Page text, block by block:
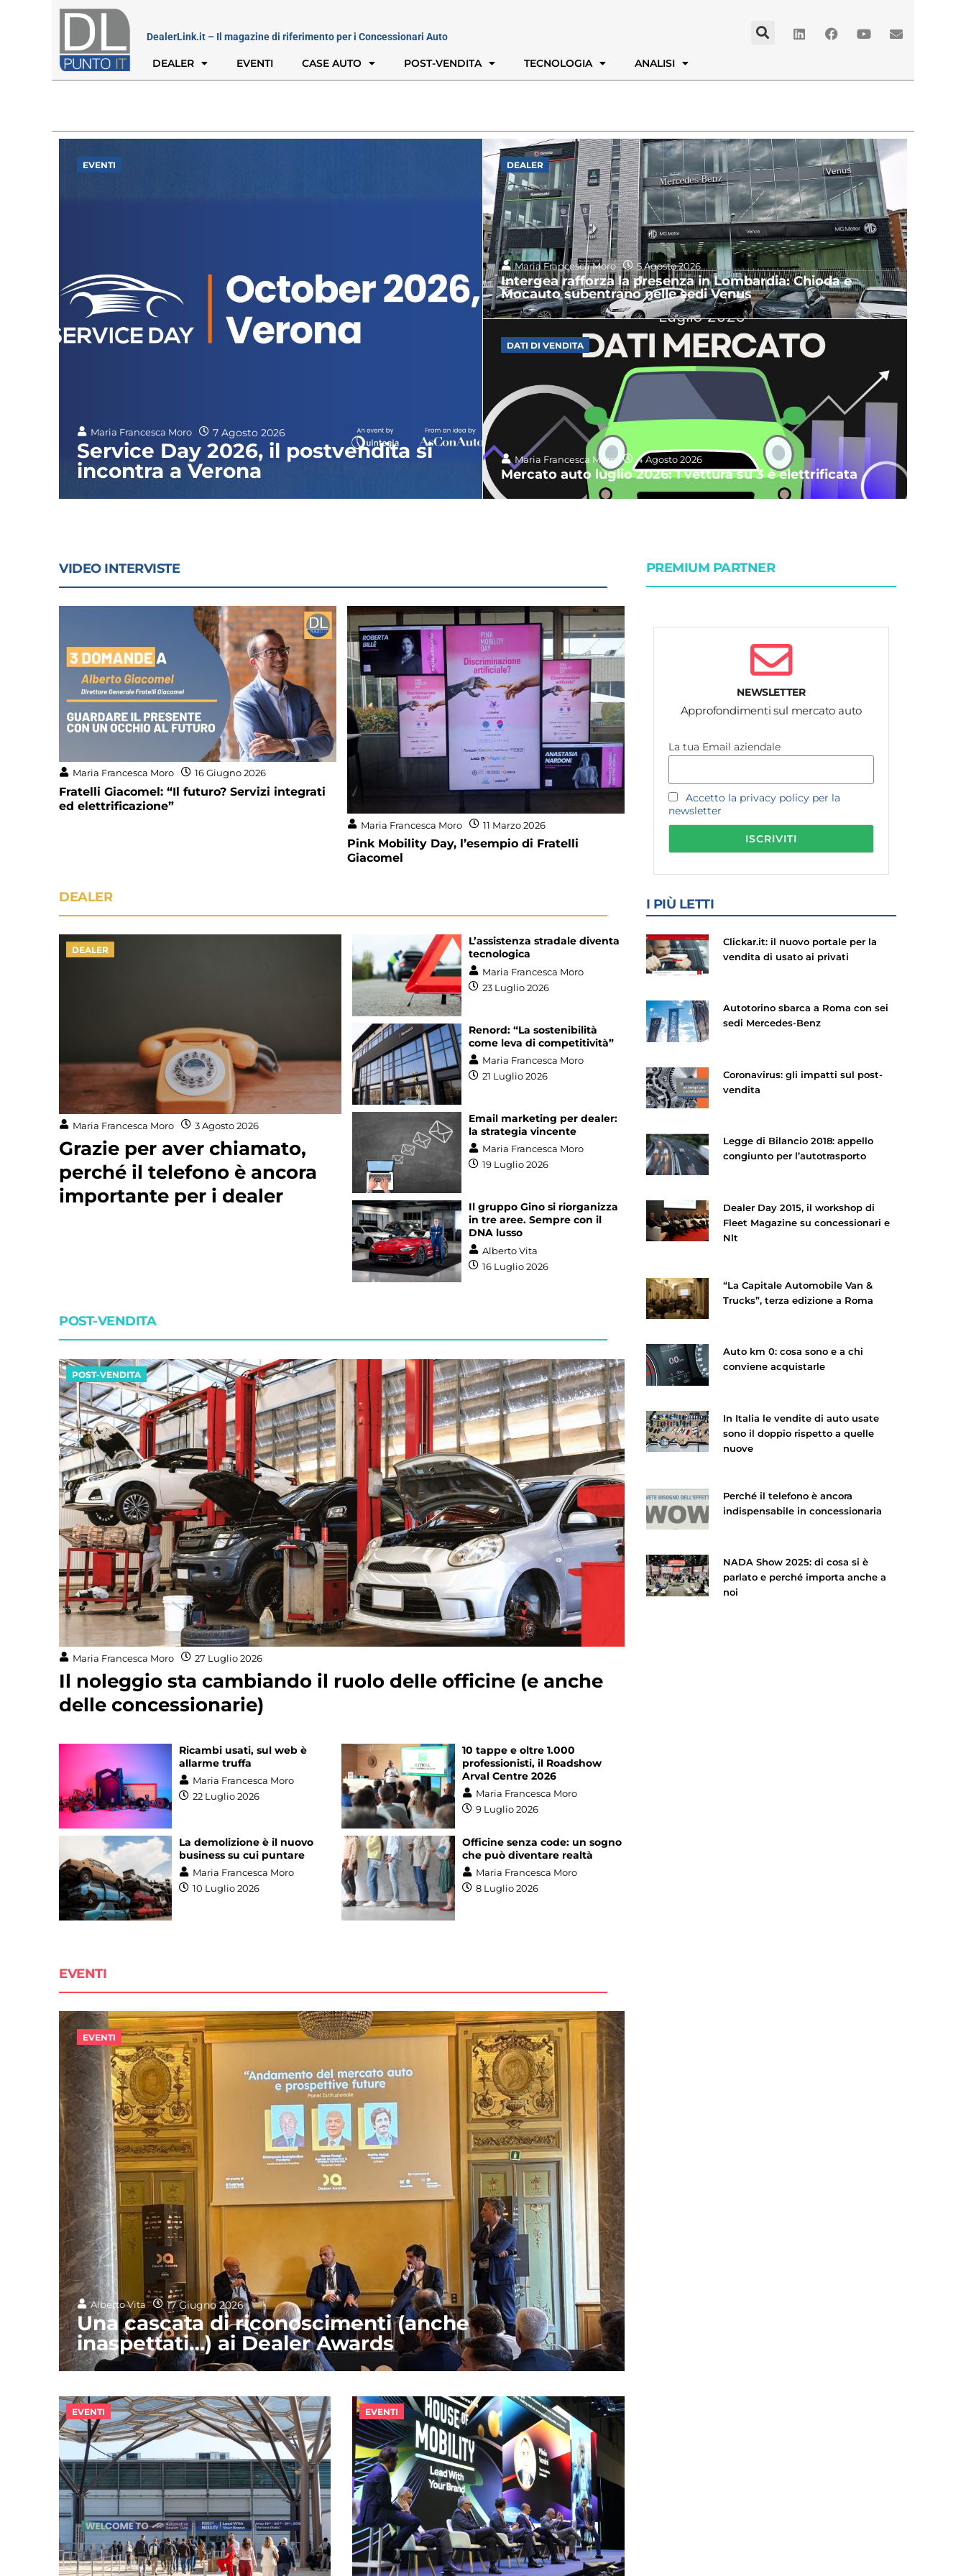
DealerLink.it – Il magazine di riferimento per i Concessionari Auto
DEALER EVENTI CASE AUTO POST-VENDITA TECNOLOGIA ANALISI
EVENTI
Maria Francesca Moro 7 Agosto 2026
Service Day 2026, il postvendita si
incontra a Verona
DEALER
Maria Francesca Moro 5 Agosto 2026
Intergea rafforza la presenza in Lombardia: Chioda e
Mocauto subentrano nelle sedi Venus
DATI DI VENDITA
Maria Francesca Moro 4 Agosto 2026
Mercato auto luglio 2026: 1 vettura su 3 è elettrificata
VIDEO INTERVISTE
Maria Francesca Moro 16 Giugno 2026
Fratelli Giacomel: “Il futuro? Servizi integrati
ed elettrificazione”
Maria Francesca Moro 11 Marzo 2026
Pink Mobility Day, l’esempio di Fratelli
Giacomel
DEALER
DEALER
Maria Francesca Moro 3 Agosto 2026
Grazie per aver chiamato,
perché il telefono è ancora
importante per i dealer
L’assistenza stradale diventa
tecnologica
Maria Francesca Moro
23 Luglio 2026
Renord: “La sostenibilità
come leva di competitività”
Maria Francesca Moro
21 Luglio 2026
Email marketing per dealer:
la strategia vincente
Maria Francesca Moro
19 Luglio 2026
Il gruppo Gino si riorganizza
in tre aree. Sempre con il
DNA lusso
Alberto Vita
16 Luglio 2026
POST-VENDITA
POST-VENDITA
Maria Francesca Moro 27 Luglio 2026
Il noleggio sta cambiando il ruolo delle officine (e anche
delle concessionarie)
Ricambi usati, sul web è
allarme truffa
Maria Francesca Moro
22 Luglio 2026
La demolizione è il nuovo
business su cui puntare
Maria Francesca Moro
10 Luglio 2026
10 tappe e oltre 1.000
professionisti, il Roadshow
Arval Centre 2026
Maria Francesca Moro
9 Luglio 2026
Officine senza code: un sogno
che può diventare realtà
Maria Francesca Moro
8 Luglio 2026
EVENTI
EVENTI
Alberto Vita 17 Giugno 2026
Una cascata di riconoscimenti (anche
inaspettati…) ai Dealer Awards
EVENTI EVENTI
PREMIUM PARTNER
NEWSLETTER
Approfondimenti sul mercato auto
La tua Email aziendale
Accetto la privacy policy per la
newsletter
I PIÙ LETTI
Clickar.it: il nuovo portale per la
vendita di usato ai privati
Autotorino sbarca a Roma con sei
sedi Mercedes-Benz
Coronavirus: gli impatti sul post-
vendita
Legge di Bilancio 2018: appello
congiunto per l’autotrasporto
Dealer Day 2015, il workshop di
Fleet Magazine su concessionari e
Nlt
“La Capitale Automobile Van &
Trucks”, terza edizione a Roma
Auto km 0: cosa sono e a chi
conviene acquistarle
In Italia le vendite di auto usate
sono il doppio rispetto a quelle
nuove
Perché il telefono è ancora
indispensabile in concessionaria
NADA Show 2025: di cosa si è
parlato e perché importa anche a
noi